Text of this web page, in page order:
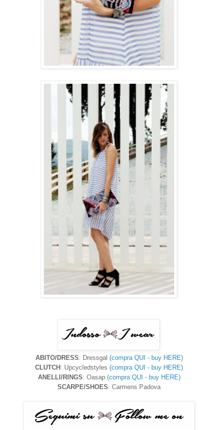
ABITO/DRESS: Dressgal (compra QUI - buy HERE)
CLUTCH : Upcycledstyles (compra QUI - buy HERE)
ANELLI/RINGS: Oasap (compra QUI - buy HERE)
SCARPE/SHOES: Carmens Padova